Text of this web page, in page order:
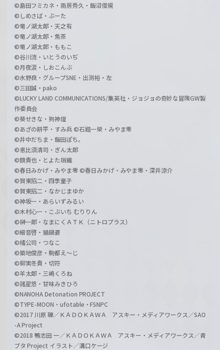
©島田フミカネ・南房秀久・飯沼俊規
©しめさば・ぶーた
©竜ノ湖太郎・天之有
©竜ノ湖太郎・焦茶
©竜ノ湖太郎・ももこ
©谷川流・いとうのいぢ
©月夜涙・しおこんぶ
©水野良・グループSNE・出渕裕・左
©三田誠・pako
©LUCKY LAND COMMUNICATIONS/集英社・ジョジョの奇妙な冒険GW製
作委員会
©葵せきな・狗神煌
©あざの耕平・すみ兵 ©石踏一榮・みやま零
©井中だちま・飯田ぽち。
©恵比須清司・ぎん太郎
©鏡貴也・とよた瑣織
©春日みかげ・みやま零 ©春日みかげ・みやま零・深井涼介
©賀東招二・四季童子
©賀東招二・なかじまゆか
©神坂一・あらいずみるい
©木村心一・こぶいち むりりん
©榊一郎・なまにくＡＴＫ（ニトロプラス）
©細音啓・猫鍋蒼
©橘公司・つなこ
©築地俊彦・駒都え～じ
©柳実冬貴・切符
©羊太郎・三嶋くろね
©諸星悠・甘味みきひろ
©NANOHA Detonation PROJECT
©TYPE-MOON・ufotable・FSNPC
©2017 川原 礫／ＫＡＤＯＫＡＷＡ アスキー・メディアワークス／SAO
-A Project
©2018 鴨志田 一／ＫＡＤＯＫＡＷＡ アスキー・メディアワークス／青
ブタ Project イラスト／溝口ケージ